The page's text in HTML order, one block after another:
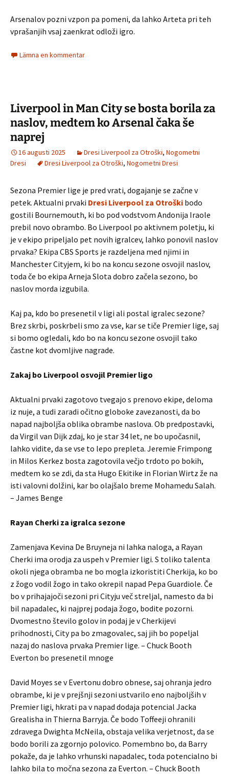
Arsenalov pozni vzpon pa pomeni, da lahko Arteta pri teh
vprašanjih vsaj zaenkrat odloži igro.
Lämna en kommentar
Liverpool in Man City se bosta borila za
naslov, medtem ko Arsenal čaka še
naprej
16 augusti 2025 Dresi Liverpool za Otroški, Nogometni
Dresi
Dresi Liverpool za Otroški, Nogometni Dresi
Sezona Premier lige je pred vrati, dogajanje se začne v
petek. Aktualni prvaki Dresi Liverpool za Otroški bodo
gostili Bournemouth, ki bo pod vodstvom Andonija Iraole
prebil novo obrambo. Bo Liverpool po aktivnem poletju, ki
je v ekipo pripeljalo pet novih igralcev, lahko ponovil naslov
prvaka? Ekipa CBS Sports je razdeljena med njimi in
Manchester Cityjem, ki bo na koncu sezone osvojil naslov,
toda če bo ekipa Arneja Slota dobro začela sezono, bo
naslov morda izgubila.
Kaj pa, kdo bo presenetil v ligi ali postal igralec sezone?
Brez skrbi, poskrbeli smo za vse, kar se tiče Premier lige, saj
si bomo ogledali, kdo bo na koncu sezone osvojil tako
častne kot dvomljive nagrade.
Zakaj bo Liverpool osvojil Premier ligo
Aktualni prvaki zagotovo tvegajo s prenovo ekipe, deloma
iz nuje, a tudi zaradi očitno globoke zavezanosti, da bo
napad najboljša oblika obrambe naslova. Ob predpostavki,
da Virgil van Dijk zdaj, ko je star 34 let, ne bo upočasnil,
lahko vidite, da se vse to lepo prepleta. Jeremie Frimpong
in Milos Kerkez bosta zagotovila večjo trdoto po bokih,
medtem ko se zdi, da sta Hugo Ekitike in Florian Wirtz že na
isti valovni dolžini, kar bo olajšalo breme Mohamedu Salah.
– James Benge
Rayan Cherki za igralca sezone
Zamenjava Kevina De Bruyneja ni lahka naloga, a Rayan
Cherki ima orodja za uspeh v Premier ligi. S toliko talenta
okoli njega obramba ne bo mogla izkoristiti Cherkija, ko bo
z žogo vodil žogo in tako okrepil napad Pepa Guardiole. Če
bo v prihajajoči sezoni pri Cityju več streljal, namesto da bi
bil napadalec, ki najprej podaja žogo, bodite pozorni.
Dvomestno število golov in podaj je v Cherkijevi
prihodnosti, City pa bo zmagovalec, saj jih bo popeljal
nazaj do naslova prvaka Premier lige. – Chuck Booth
Everton bo presenetil mnoge
David Moyes se v Evertonu dobro obnese, saj ohranja jedro
obrambe, ki je v prejšnji sezoni ustvarilo eno najboljših v
Premier ligi, hkrati pa v napad dodaja potencial Jacka
Grealisha in Thierna Barryja. Če bodo Toffeeji ohranili
zdravega Dwighta McNeila, obstaja velika verjetnost, da se
bodo borili za zgornjo polovico. Pomembno bo, da Barry
pokaže, da je lahko vrhunski napadalec, toda potencialno bi
lahko bila to močna sezona za Everton. – Chuck Booth